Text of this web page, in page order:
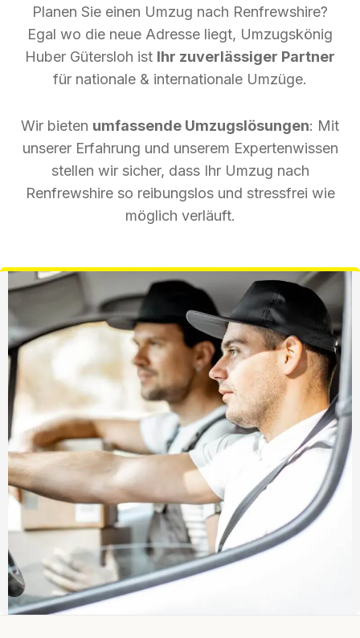
Planen Sie einen Umzug nach Renfrewshire?
Egal wo die neue Adresse liegt, Umzugskönig
Huber Gütersloh ist Ihr zuverlässiger Partner
für nationale & internationale Umzüge.
Wir bieten umfassende Umzugslösungen: Mit
unserer Erfahrung und unserem Expertenwissen
stellen wir sicher, dass Ihr Umzug nach
Renfrewshire so reibungslos und stressfrei wie
möglich verläuft.